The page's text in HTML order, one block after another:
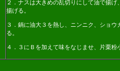
２．ナスは大きめの乱切りにして油で揚
揚げる。
３．鍋に油大３を熱し、ニンニク、ショ
る。
４．３にＢを加えて味をなじませ、片栗粉